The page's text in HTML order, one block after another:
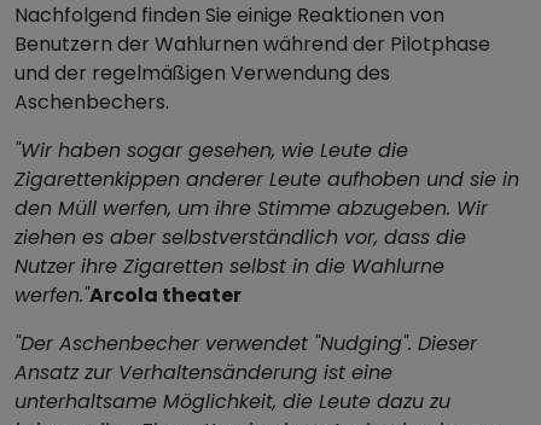
Nachfolgend finden Sie einige Reaktionen von
Benutzern der Wahlurnen während der Pilotphase
und der regelmäßigen Verwendung des
Aschenbechers.
"Wir haben sogar gesehen, wie Leute die
Zigarettenkippen anderer Leute aufhoben und sie in
den Müll werfen, um ihre Stimme abzugeben. Wir
ziehen es aber selbstverständlich vor, dass die
Nutzer ihre Zigaretten selbst in die Wahlurne
werfen."Arcola theater
"Der Aschenbecher verwendet "Nudging". Dieser
Ansatz zur Verhaltensänderung ist eine
unterhaltsame Möglichkeit, die Leute dazu zu